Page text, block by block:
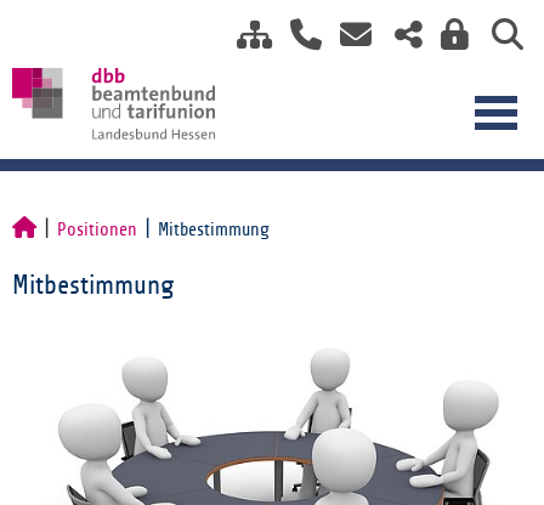
Positionen Mitbestimmung
Mitbestimmung